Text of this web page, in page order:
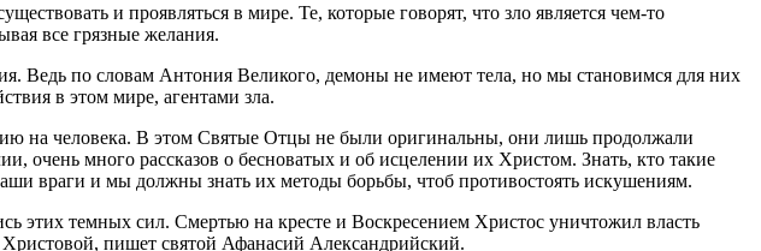
и проявляться в мире. Те, которые говорят, что зло является чем-то
все грязные желания.
Ведь по словам Антония Великого, демоны не имеют тела, но мы становимся для них
в этом мире, агентами зла.
на человека. В этом Святые Отцы не были оригинальны, они лишь продолжали
много рассказов о бесноватых и об исцелении их Христом. Знать, кто такие
враги и мы должны знать их методы борьбы, чтоб противостоять искушениям.
этих темных сил. Смертью на кресте и Воскресением Христос уничтожил власть
пишет святой Афанасий Александрийский.